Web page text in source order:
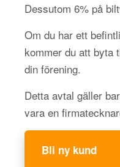
Dessutom 6% på
Om du har ett
kommer du att byta
din förening.
Detta avtal gäller
vara en
Bli ny kund